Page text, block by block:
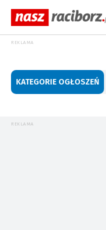
REKLAMA
KATEGORIE OGŁOSZEŃ
REKLAMA